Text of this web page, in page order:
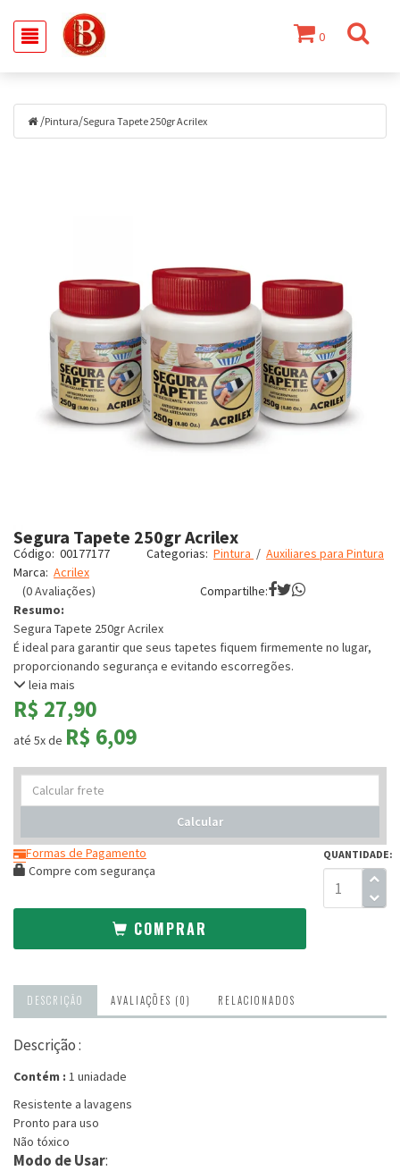
0
/Pintura/Segura Tapete 250gr Acrilex
Segura Tapete 250gr Acrilex
Código: 00177177 Categorias: Pintura / Auxiliares para Pintura
Marca: Acrilex
(0 Avaliações)
Compartilhe:
Resumo:
Segura Tapete 250gr Acrilex
É ideal para garantir que seus tapetes fiquem firmemente no lugar,
proporcionando segurança e evitando escorregões.
leia mais
R$ 27,90
até 5x de R$ 6,09
Calcular
Calcular
Formas de Pagamento
Compre com segurança
QUANTIDADE:
COMPRAR
DESCRIÇÃO AVALIAÇÕES (0) RELACIONADOS
Descrição :
Contém : 1 uniadade
Resistente a lavagens
Pronto para uso
Não tóxico
Modo de Usar: